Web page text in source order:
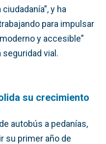
y ha
para impulsar
y accesible”
vial.
su crecimiento
autobús a pedanías,
su primer año de